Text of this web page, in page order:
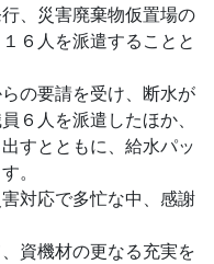
、災害廃棄物仮置場の
６人を派遣することと
の要請を受け、断水が
６人を派遣したほか、
すとともに、給水パッ
。
対応で多忙な中、感謝
資機材の更なる充実を